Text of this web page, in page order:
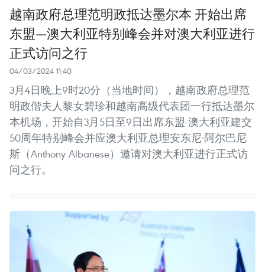
越南政府总理范明政抵达墨尔本 开始出席
东盟—澳大利亚特别峰会并对澳大利亚进行
正式访问之行
04/03/2024 11:40
3月4日晚上9时20分（当地时间），越南政府总理范
明政偕夫人黎女碧珍和越南高级代表团一行抵达墨尔
本机场，开始自3月5日至9日出席东盟-澳大利亚建交
50周年特别峰会并应澳大利亚总理安东尼·阿尔巴尼
斯（Anthony Albanese）邀请对澳大利亚进行正式访
问之行。